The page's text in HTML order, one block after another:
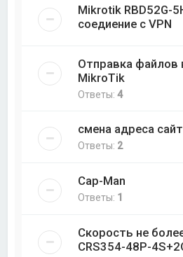
Mikrotik RBD52G-
соедиение с VPN
Отправка файлов
MikroTik
Ответы:4
смена адреса
Ответы: 2
Cap-Man
Ответы: 1
Скорость не
CRS354-48P-